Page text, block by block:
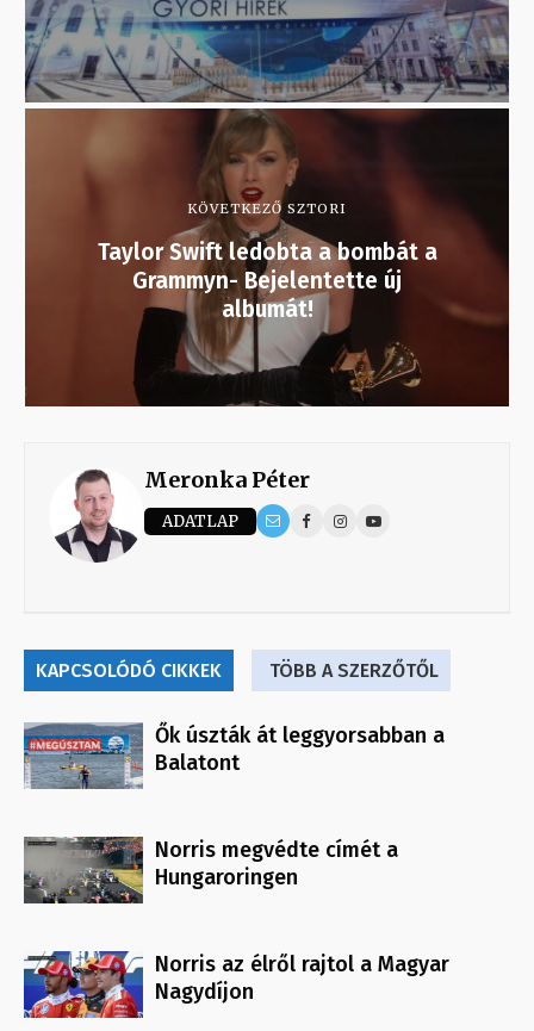
KÖVETKEZŐ SZTORI
Taylor Swift ledobta a bombát a
Grammyn- Bejelentette új
albumát!
Meronka Péter
ADATLAP
KAPCSOLÓDÓ CIKKEK TÖBB A SZERZŐTŐL
Ők úszták át leggyorsabban a
Balatont
Norris megvédte címét a
Hungaroringen
Norris az élről rajtol a Magyar
Nagydíjon